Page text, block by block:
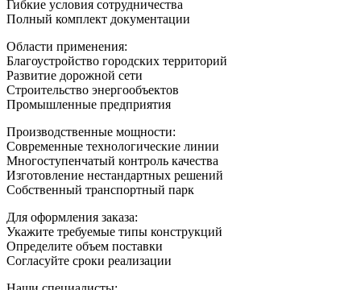
Гибкие условия сотрудничества
Полный комплект документации
Области применения:
Благоустройство городских территорий
Развитие дорожной сети
Строительство энергообъектов
Промышленные предприятия
Производственные мощности:
Современные технологические линии
Многоступенчатый контроль качества
Изготовление нестандартных решений
Собственный транспортный парк
Для оформления заказа:
Укажите требуемые типы конструкций
Определите объем поставки
Согласуйте сроки реализации